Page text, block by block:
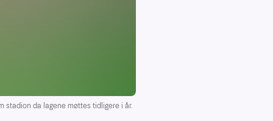
stadion da lagene møttes tidligere i år.